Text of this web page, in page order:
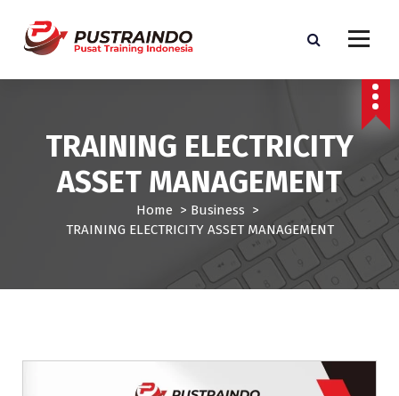
TRAINING ELECTRICITY
ASSET MANAGEMENT
Home > Business >
TRAINING ELECTRICITY ASSET MANAGEMENT